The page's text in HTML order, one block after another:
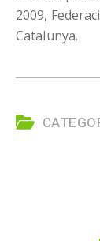
2009,
Catalunya.